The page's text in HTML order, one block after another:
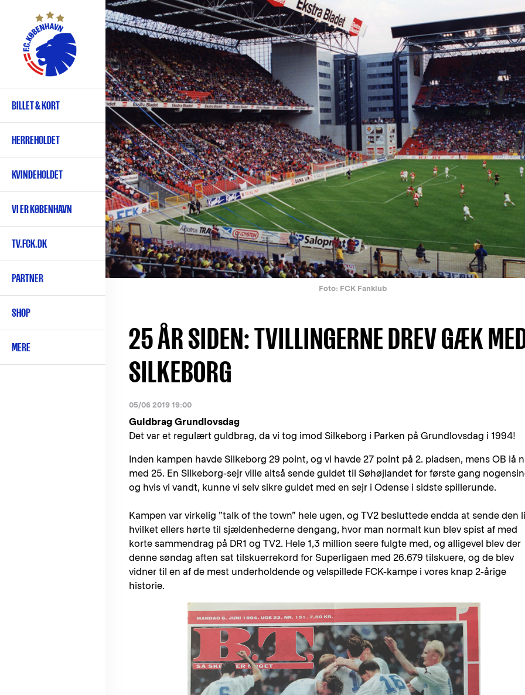
hovedindhold
Primær
navigation
BILLET & KORT
HERREHOLDET
KVINDEHOLDET
VI ER KØBENHAVN
TV.FCK.DK
PARTNER
SHOP
MERE
Foto: FCK Fanklub
25 ÅR SIDEN: TVILLINGERNE DREV GÆK
SILKEBORG
05/06 2019 19:00
Guldbrag Grundlovsdag
Det var et regulært guldbrag, da vi tog imod Silkeborg i Parken på Grundlovsdag i 1994!
Inden kampen havde Silkeborg 29 point, og vi havde 27 point på 2. pladsen, mens OB lå
med 25. En Silkeborg-sejr ville altså sende guldet til Søhøjlandet for første gang
og hvis vi vandt, kunne vi selv sikre guldet med en sejr i Odense i sidste spillerunde.
Kampen var virkelig ”talk of the town” hele ugen, og TV2 besluttede endda at sende den
hvilket ellers hørte til sjældenhederne dengang, hvor man normalt kun blev spist af med
korte sammendrag på DR1 og TV2. Hele 1,3 million seere fulgte med, og alligevel blev der
denne søndag aften sat tilskuerrekord for Superligaen med 26.679 tilskuere, og de blev
vidner til en af de mest underholdende og velspillede FCK-kampe i vores knap 2-årige
historie.